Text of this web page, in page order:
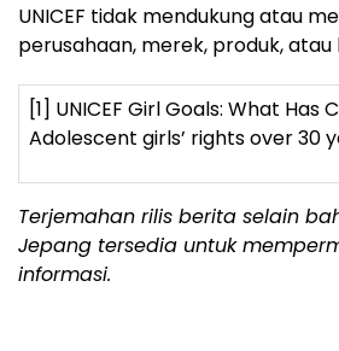
UNICEF tidak mendukung atau
perusahaan, merek, produk,
[1] UNICEF Girl Goals: What Has
Adolescent girls’ rights over 30
Terjemahan rilis berita selain
Jepang tersedia untuk
informasi.